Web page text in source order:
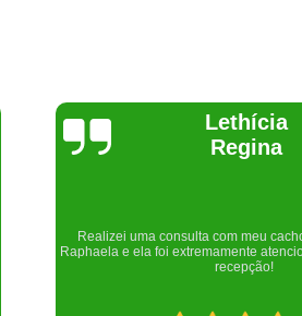
o lugar e a
Um lugar maravilhoso.